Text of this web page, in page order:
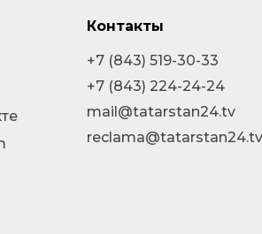
Контакты
+7 (843) 519-30-33
+7 (843) 224-24-24
mail@tatarstan24.tv
reclama@tatarstan24.tv